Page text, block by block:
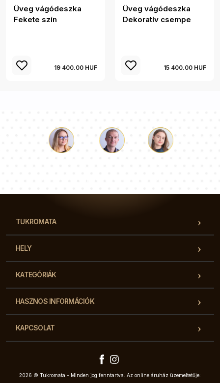
Üveg vágódeszka
Fekete szín
19 400.00 HUF
Üveg vágódeszka
Dekoratív csempe
15 400.00 HUF
TUKROMATA
HELY
KATEGÓRIÁK
HASZNOS INFORMÁCIÓK
KAPCSOLAT
2026 © Tukromata – Minden jog fenntartva. Az online áruház üzemeltetője: